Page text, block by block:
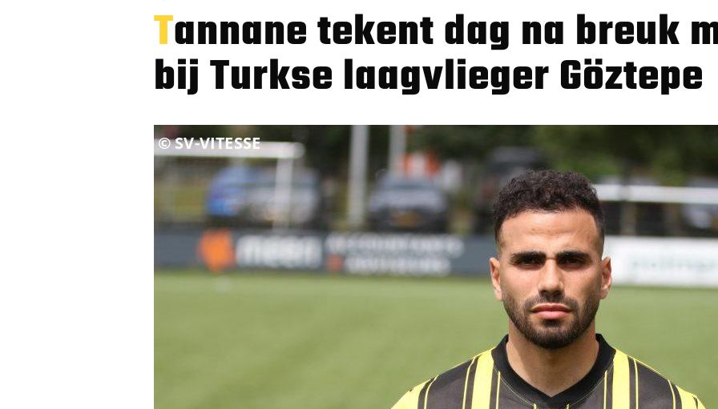
Tannane tekent dag na breuk met Vitesse
bij Turkse laagvlieger Göztepe